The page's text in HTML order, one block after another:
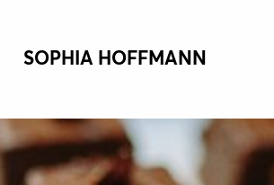
SOPHIA HOFFMANN